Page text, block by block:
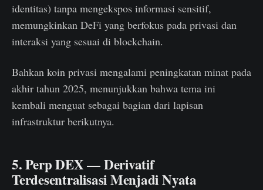
identitas) tanpa mengekspos informasi sensitif,
memungkinkan DeFi yang berfokus pada privasi dan
interaksi yang sesuai di blockchain.
Bahkan koin privasi mengalami peningkatan minat pada
akhir tahun 2025, menunjukkan bahwa tema ini
kembali menguat sebagai bagian dari lapisan
infrastruktur berikutnya.
5. Perp DEX — Derivatif
Terdesentralisasi Menjadi Nyata